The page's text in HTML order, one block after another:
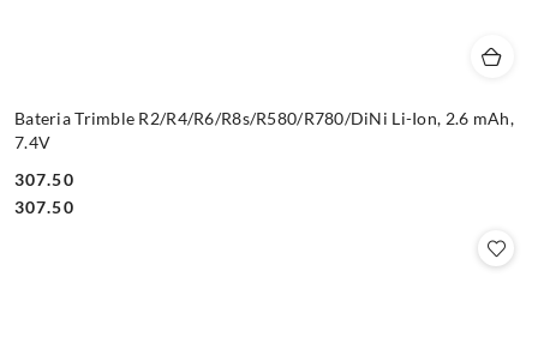
Bateria Trimble R2/R4/R6/R8s/R580/R780/DiNi Li-Ion, 2.6 mAh,
7.4V
Cena:
307.50
Cena:
307.50